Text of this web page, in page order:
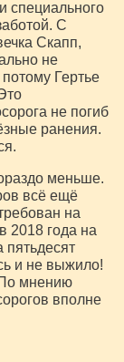
специального
С
Скапп,
не
Гертье
не погиб
ранения.
меньше.
всё ещё
на
2018 года на
пятьдесят
и не выжило!
мнению
вполне